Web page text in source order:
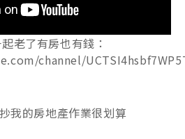
老了有房也有錢：
channel/
我的房地產作業很划算